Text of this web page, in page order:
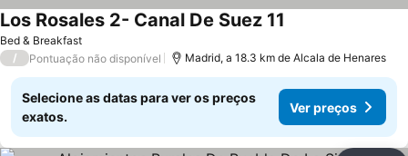
Bed & Breakfast
Los Rosales 2- Canal De Suez 11
/ Pontuação não disponível Madrid, a 18.3 km de Alcala de Henares
Selecione as datas para ver os preços
exatos.
Ver preços